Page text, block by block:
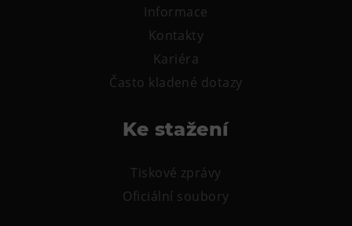
Informace
Kontakty
Kariéra
Často kladené dotazy
Ke stažení
Tiskové zprávy
Oficiální soubory